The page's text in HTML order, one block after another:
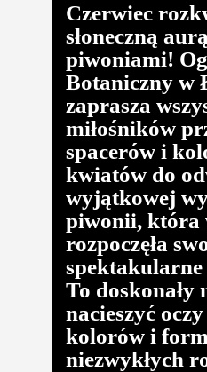
Czerwiec
słoneczną
piwoniami!
Botaniczny w
zaprasza
miłośników
spacerów i
kwiatów do
wyjątkowej
piwonii, która
rozpoczęła
To doskonały
nacieszyć
kolorów i
niezwykłych